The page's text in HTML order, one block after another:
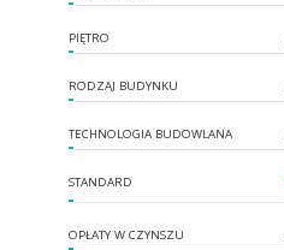
PIĘTRO
RODZAJ BUDYNKU
TECHNOLOGIA BUDOWLANA
STANDARD
OPŁATY W CZYNSZU